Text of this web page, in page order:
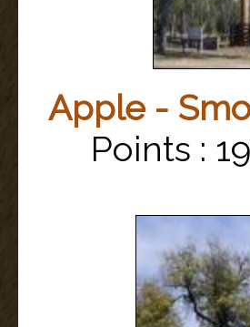
Apple -
Points :